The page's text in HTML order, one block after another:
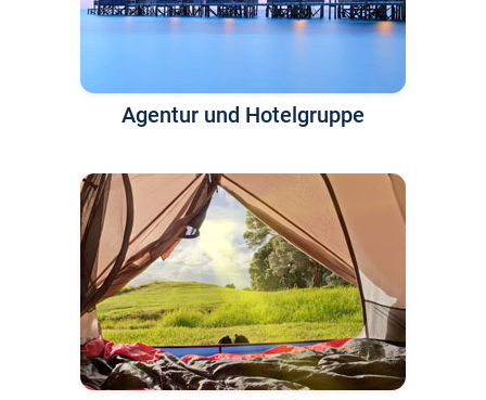
Agentur und Hotelgruppe